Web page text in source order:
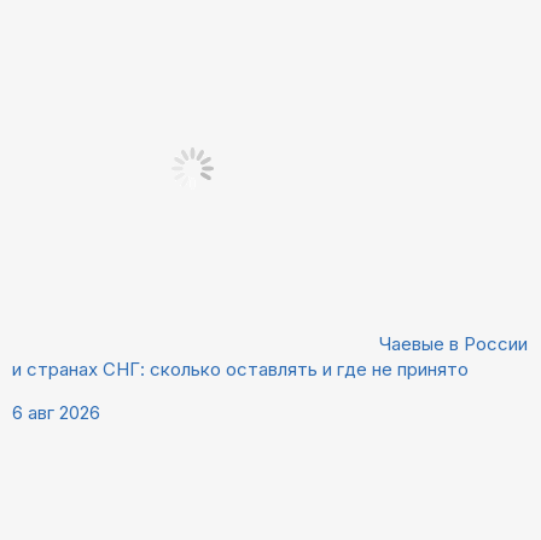
Чаевые в России
и странах СНГ: сколько оставлять и где не принято
6 авг 2026